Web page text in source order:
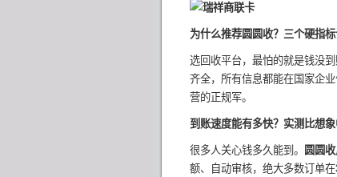
为什么推荐圆圆收？三个硬指
选回收平台，最怕的就是钱没到
齐全，所有信息都能在国家企
营的正规军。
到账速度能有多快？实测比想
很多人关心钱多久能到。 圆圆收
额、自动审核，绝大多数订单